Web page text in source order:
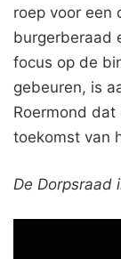
roep voor een
burgerberaad
focus op de
gebeuren, is
Roermond
toekomst van
De Dorpsraad